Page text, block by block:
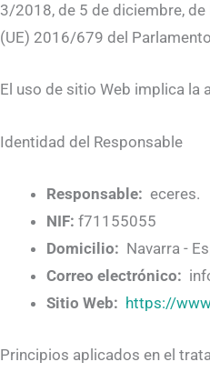
3/2018, de 5 de diciembre, de
(UE) 2016/679 del
El uso de sitio Web implica la
Identidad del Responsable
Responsable: eceres.
NIF: f71155055
Domicilio: Navarra -
Correo electrónico:
Sitio Web: https://
Principios aplicados en el